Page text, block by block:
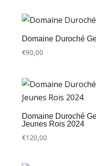
Domaine Duroché
€90,00
Domaine Duroché
Jeunes Rois 2024
€120,00